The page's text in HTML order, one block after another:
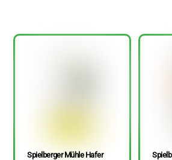
Spielberger Mühle Hafer